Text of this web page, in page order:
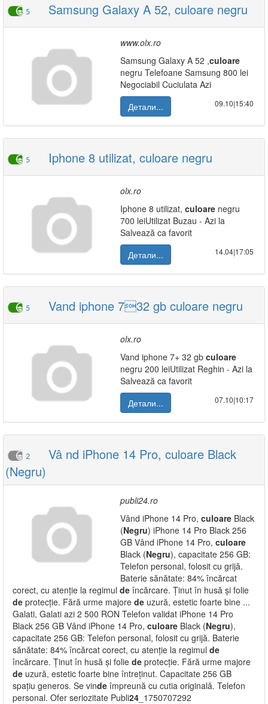
5 Samsung Galaxy A 52, culoare negru
www.olx.ro
Samsung Galaxy A 52 ,culoare
negru Telefoane Samsung 800 lei
Negociabil Cuciulata Azi
Детали...
09.10|15:40
5 Iphone 8 utilizat, culoare negru
olx.ro
Iphone 8 utilizat, culoare negru
700 leiUtilizat Buzau - Azi la
Salvează ca favorit
Детали...
14.04|17:05
5 Vand iphone 732 gb culoare negru
olx.ro
Vand iphone 7+ 32 gb culoare
negru 200 leiUtilizat Reghin - Azi la
Salvează ca favorit
Детали...
07.10|10:17
2
Vâ nd iPhone 14 Pro, culoare Black
(Negru)
publi24.ro
Vând iPhone 14 Pro, culoare Black
(Negru) iPhone 14 Pro Black 256
GB Vând iPhone 14 Pro, culoare
Black (Negru), capacitate 256 GB:
Telefon personal, folosit cu grijă.
Baterie sănătate: 84% încărcat
corect, cu atenție la regimul de încărcare. Ținut în husă și folie
de protecție. Fără urme majore de uzură, estetic foarte bine ...
Galati, Galati azi 2 500 RON Telefon validat iPhone 14 Pro
Black 256 GB Vând iPhone 14 Pro, culoare Black (Negru),
capacitate 256 GB: Telefon personal, folosit cu grijă. Baterie
sănătate: 84% încărcat corect, cu atenție la regimul de
încărcare. Ținut în husă și folie de protecție. Fără urme majore
de uzură, estetic foarte bine întreținut. Capacitate 256 GB
spațiu generos. Se vinde împreună cu cutia originală. Telefon
personal. Ofer seriozitate Publi24 _1750707292